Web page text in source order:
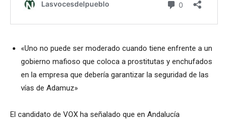
«Uno no puede ser moderado cuando tiene enfrente a un
gobierno mafioso que coloca a prostitutas y enchufados
en la empresa que debería garantizar la seguridad de las
vías de Adamuz»
El candidato de VOX ha señalado que en Andalucía